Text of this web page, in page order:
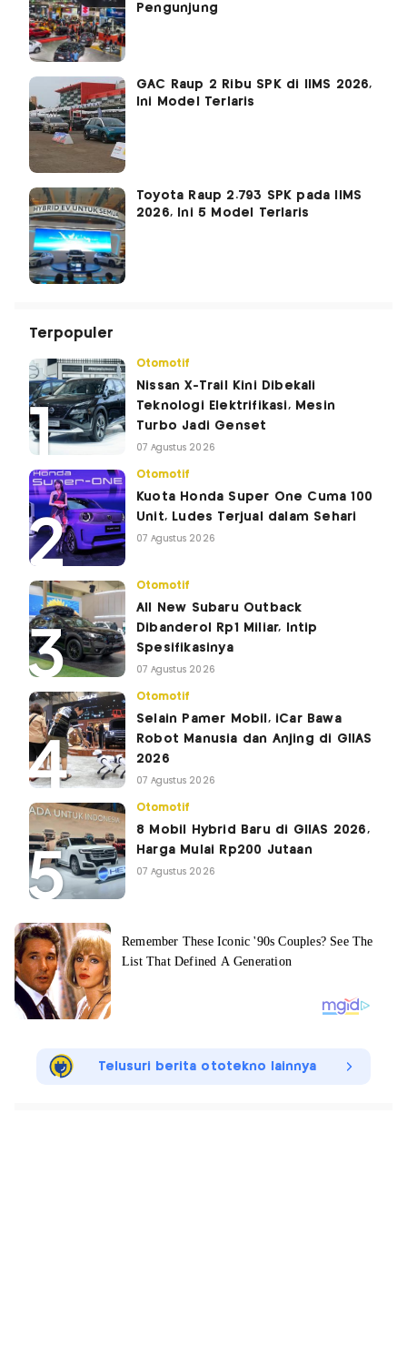
Pengunjung
GAC Raup 2 Ribu SPK di IIMS 2026,
Ini Model Terlaris
Toyota Raup 2.793 SPK pada IIMS
2026, Ini 5 Model Terlaris
Terpopuler
Otomotif
Nissan X-Trail Kini Dibekali
Teknologi Elektrifikasi, Mesin
Turbo Jadi Genset
07 Agustus 2026
Otomotif
Kuota Honda Super One Cuma 100
Unit, Ludes Terjual dalam Sehari
07 Agustus 2026
Otomotif
All New Subaru Outback
Dibanderol Rp1 Miliar, Intip
Spesifikasinya
07 Agustus 2026
Otomotif
Selain Pamer Mobil, iCar Bawa
Robot Manusia dan Anjing di GIIAS
2026
07 Agustus 2026
Otomotif
8 Mobil Hybrid Baru di GIIAS 2026,
Harga Mulai Rp200 Jutaan
07 Agustus 2026
Telusuri berita ototekno lainnya